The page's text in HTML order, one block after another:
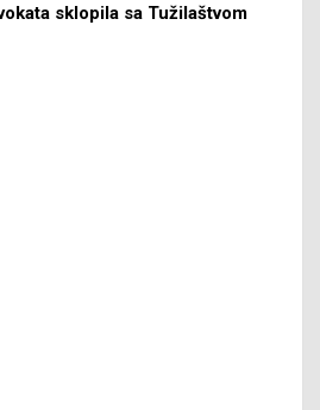
sklopila sa Tužilaštvom